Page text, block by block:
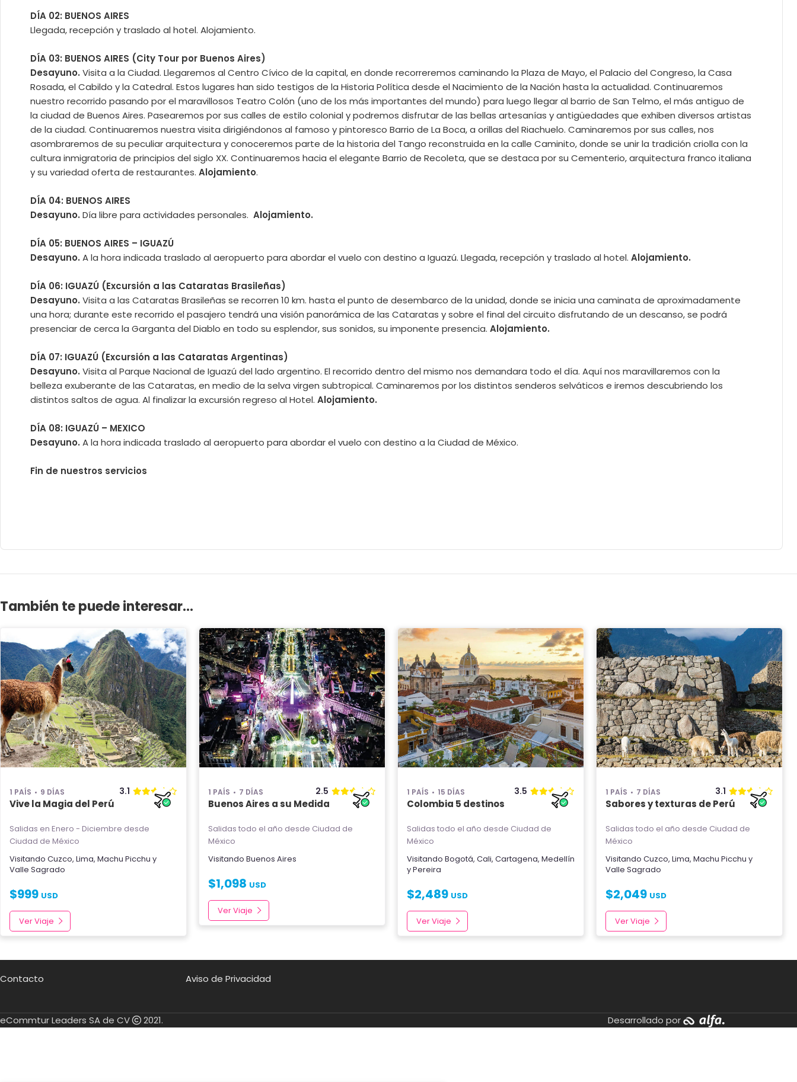
DÍA 02: BUENOS AIRES
Llegada, recepción y traslado al hotel. Alojamiento.
DÍA 03: BUENOS AIRES (City Tour por Buenos Aires)
Desayuno. Visita a la Ciudad. Llegaremos al Centro Cívico de la capital, en donde recorreremos caminando la Plaza de Mayo, el Palacio del Congreso, la Casa
Rosada, el Cabildo y la Catedral. Estos lugares han sido testigos de la Historia Política desde el Nacimiento de la Nación hasta la actualidad. Continuaremos
nuestro recorrido pasando por el maravillosos Teatro Colón (uno de los más importantes del mundo) para luego llegar al barrio de San Telmo, el más antiguo de
la ciudad de Buenos Aires. Pasearemos por sus calles de estilo colonial y podremos disfrutar de las bellas artesanías y antigüedades que exhiben diversos artistas
de la ciudad. Continuaremos nuestra visita dirigiéndonos al famoso y pintoresco Barrio de La Boca, a orillas del Riachuelo. Caminaremos por sus calles, nos
asombraremos de su peculiar arquitectura y conoceremos parte de la historia del Tango reconstruida en la calle Caminito, donde se unir la tradición criolla con la
cultura inmigratoria de principios del siglo XX. Continuaremos hacia el elegante Barrio de Recoleta, que se destaca por su Cementerio, arquitectura franco italiana
y su variedad oferta de restaurantes. Alojamiento.
DÍA 04: BUENOS AIRES
Desayuno. Día libre para actividades personales. Alojamiento.
DÍA 05: BUENOS AIRES – IGUAZÚ
Desayuno. A la hora indicada traslado al aeropuerto para abordar el vuelo con destino a Iguazú. Llegada, recepción y traslado al hotel. Alojamiento.
DÍA 06: IGUAZÚ (Excursión a las Cataratas Brasileñas)
Desayuno. Visita a las Cataratas Brasileñas se recorren 10 km. hasta el punto de desembarco de la unidad, donde se inicia una caminata de aproximadamente
una hora; durante este recorrido el pasajero tendrá una visión panorámica de las Cataratas y sobre el final del circuito disfrutando de un descanso, se podrá
presenciar de cerca la Garganta del Diablo en todo su esplendor, sus sonidos, su imponente presencia. Alojamiento.
DÍA 07: IGUAZÚ (Excursión a las Cataratas Argentinas)
Desayuno. Visita al Parque Nacional de Iguazú del lado argentino. El recorrido dentro del mismo nos demandara todo el día. Aquí nos maravillaremos con la
belleza exuberante de las Cataratas, en medio de la selva virgen subtropical. Caminaremos por los distintos senderos selváticos e iremos descubriendo los
distintos saltos de agua. Al finalizar la excursión regreso al Hotel. Alojamiento.
DÍA 08: IGUAZÚ – MEXICO
Desayuno. A la hora indicada traslado al aeropuerto para abordar el vuelo con destino a la Ciudad de México.
Fin de nuestros servicios
También te puede interesar...
1 PAÍS 9 DÍAS 3.1
Vive la Magia del Perú
Salidas en Enero - Diciembre desde
Ciudad de México
Visitando Cuzco, Lima, Machu Picchu y
Valle Sagrado
$999 USD
Ver Viaje
1 PAÍS 7 DÍAS 2.5
Buenos Aires a su Medida
Salidas todo el año desde Ciudad de
México
Visitando Buenos Aires
$1,098 USD
Ver Viaje
1 PAÍS 15 DÍAS 3.5
Colombia 5 destinos
Salidas todo el año desde Ciudad de
México
Visitando Bogotá, Cali, Cartagena, Medellín
yPereira
$2,489 USD
Ver Viaje
1 PAÍS 7 DÍAS 3.1
Sabores y texturas de Perú
Salidas todo el año desde Ciudad de
México
Visitando Cuzco, Lima, Machu Picchu y
Valle Sagrado
$2,049 USD
Ver Viaje
Contacto Aviso de Privacidad
eCommtur Leaders SA de CV 2021. Desarrollado por